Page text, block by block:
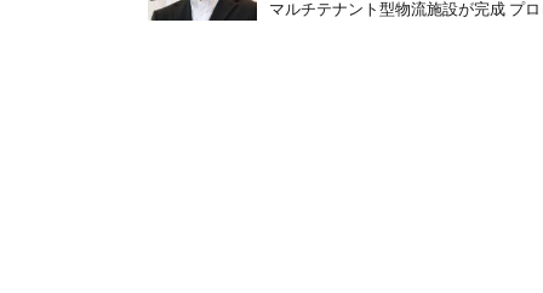
マルチテナント型物流施設が完成 プ